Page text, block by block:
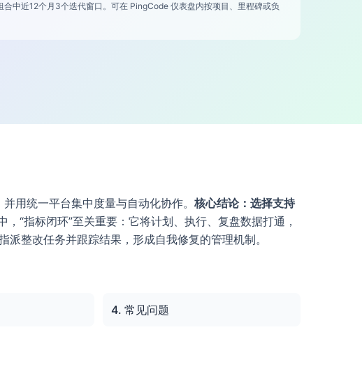
合中近12个月3个迭代窗口。可在 PingCode 仪表盘内按项目、里程碑或负
用统一平台集中度量与自动化协作。 核心结论：选择支持
，“指标闭环”至关重要：它将计划、执行、复盘数据打通，
整改任务并跟踪结果，形成自我修复的管理机制。
4. 常见问题